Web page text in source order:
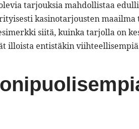
tarjouksia mahdollistaa
kasinotarjousten maailma
siitä, kuinka tarjolla on
illoista entistäkin